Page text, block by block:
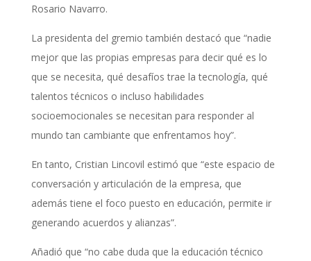
Rosario Navarro.
La presidenta del gremio también destacó que “nadie
mejor que las propias empresas para decir qué es lo
que se necesita, qué desafíos trae la tecnología, qué
talentos técnicos o incluso habilidades
socioemocionales se necesitan para responder al
mundo tan cambiante que enfrentamos hoy”.
En tanto, Cristian Lincovil estimó que “este espacio de
conversación y articulación de la empresa, que
además tiene el foco puesto en educación, permite ir
generando acuerdos y alianzas”.
Añadió que “no cabe duda que la educación técnico